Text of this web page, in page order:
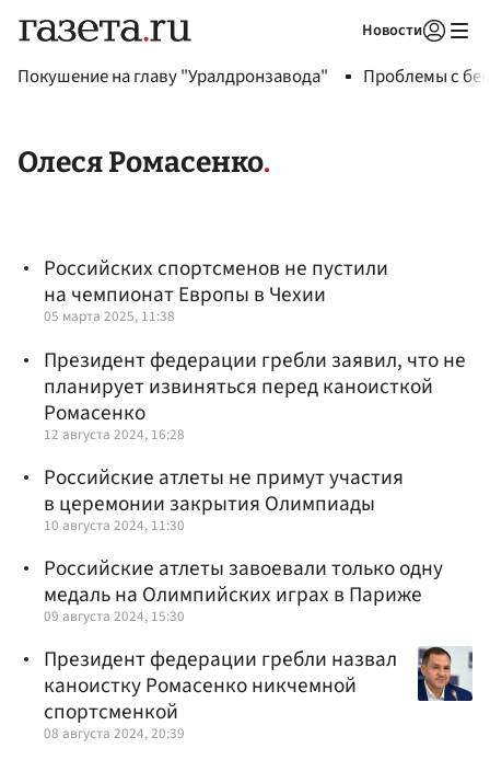
Новости
Покушение на главу "Уралдронзавода" Проблемы с
Олеся Ромасенко
Российских спортсменов не пустили
на чемпионат Европы в Чехии
05 марта 2025, 11:38
Президент федерации гребли заявил, что не
планирует извиняться перед каноисткой
Ромасенко
12 августа 2024, 16:28
Российские атлеты не примут участия
в церемонии закрытия Олимпиады
10 августа 2024, 11:30
Российские атлеты завоевали только одну
медаль на Олимпийских играх в Париже
09 августа 2024, 15:30
Президент федерации гребли назвал
каноистку Ромасенко никчемной
спортсменкой
08 августа 2024, 20:39